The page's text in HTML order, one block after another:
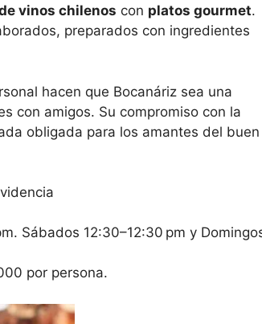
vinos chilenos con platos gourmet.
preparados con ingredientes
hacen que Bocanáriz sea una
con amigos. Su compromiso con la
obligada para los amantes del buen
Sábados 12:30–12:30 pm y
por persona.